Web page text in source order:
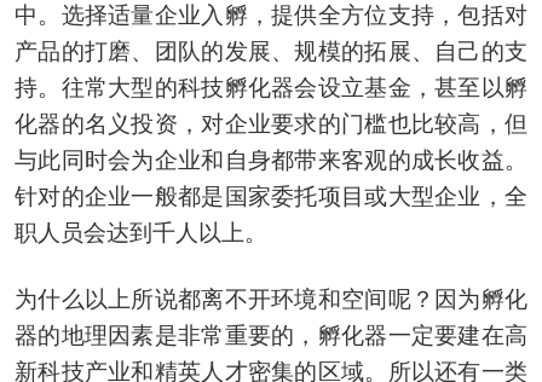
中。选择适量企业入孵，提供全方位支持，包括对
产品的打磨、团队的发展、规模的拓展、自己的支
持。往常大型的科技孵化器会设立基金，甚至以孵
化器的名义投资，对企业要求的门槛也比较高，但
与此同时会为企业和自身都带来客观的成长收益。
针对的企业一般都是国家委托项目或大型企业，全
职人员会达到千人以上。
为什么以上所说都离不开环境和空间呢？因为孵化
器的地理因素是非常重要的，孵化器一定要建在高
新科技产业和精英人才密集的区域。所以还有一类